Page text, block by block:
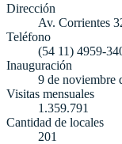
Dirección
Av. Corrientes
Teléfono
(54 11) 4959-
Inauguración
9 de noviembre
Visitas mensuales
1.359.791
Cantidad de locales
201